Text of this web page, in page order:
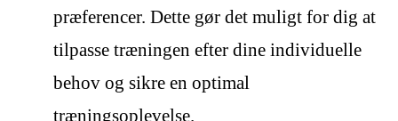
præferencer. Dette gør det muligt for dig at
tilpasse træningen efter dine individuelle
behov og sikre en optimal
træningsoplevelse.